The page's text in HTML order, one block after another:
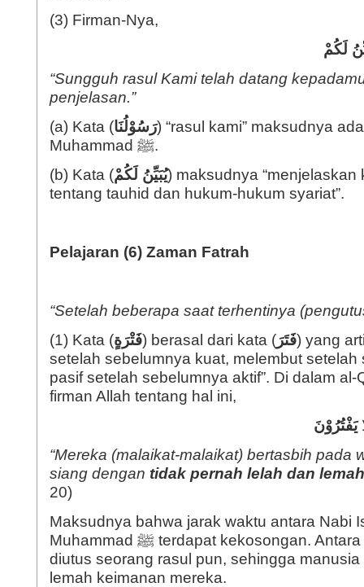
(3) Firman-Nya,
لَكُمْ
“Sungguh rasul Kami telah datang
penjelasan.”
(a) Kata (رَسُوْلُنَا) “rasul kami” maksudnya
Muhammad ﷺ.
(b) Kata (يُبَيِّنُ لَكُمْ) maksudnya “menjelaskan
tentang tauhid dan hukum-hukum syariat”.
Pelajaran (6) Zaman Fatrah
“Setelah beberapa saat terhentinya
(1) Kata (فَتْرَةٍ) berasal dari kata (فَتَرَ) yang
setelah sebelumnya kuat, melembut setelah
pasif setelah sebelumnya aktif”. Di dalam al-
firman Allah tentang hal ini,
يَفْتُرُوْنَ
“Mereka (malaikat-malaikat) bertasbih pada
siang dengan tidak pernah lelah dan lemah
20)
Maksudnya bahwa jarak waktu antara Nabi
Muhammad ﷺ terdapat kekosongan. Antara keduanya tidak
diutus seorang rasul pun, sehingga
lemah keimanan mereka.